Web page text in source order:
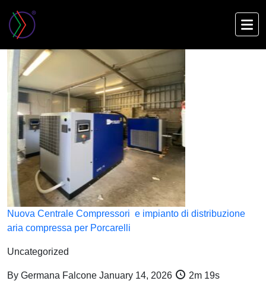
main
content
Nuova Centrale Compressori e impianto di distribuzione
aria compressa per Porcarelli
Uncategorized
By Germana Falcone January 14, 2026 2m 19s